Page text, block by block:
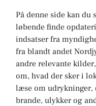
På denne side kan du
løbende finde
indsatser fra
fra blandt andet
andre relevante
om, hvad der sker i
læse om udrykninger,
brande, ulykker og